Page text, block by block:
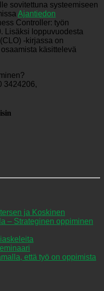
sovitettuna systeemiseen
Ajantiedon
Controller: työn
Lisäksi loppuvuodesta
-kirjassa on
käsittelevä
3424206,
ja Koskinen
– Strateginen oppiminen
että työ on oppimista